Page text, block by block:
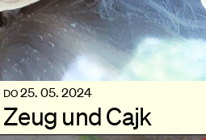
DO25. 05. 2024
Zeug und Cajk